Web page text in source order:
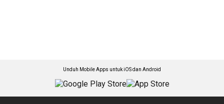
Unduh Mobile Apps untuk iOS dan Android